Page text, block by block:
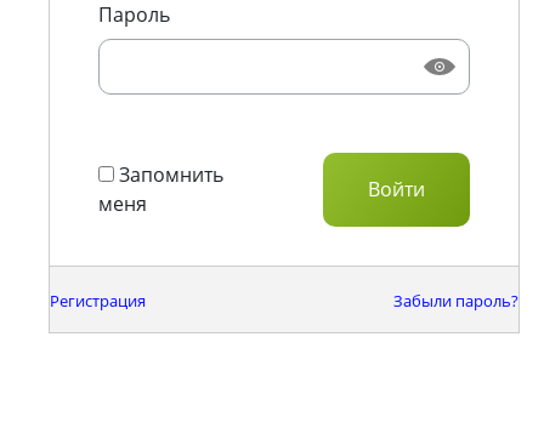
Пароль
Запомнить
меня
Регистрация Забыли пароль?